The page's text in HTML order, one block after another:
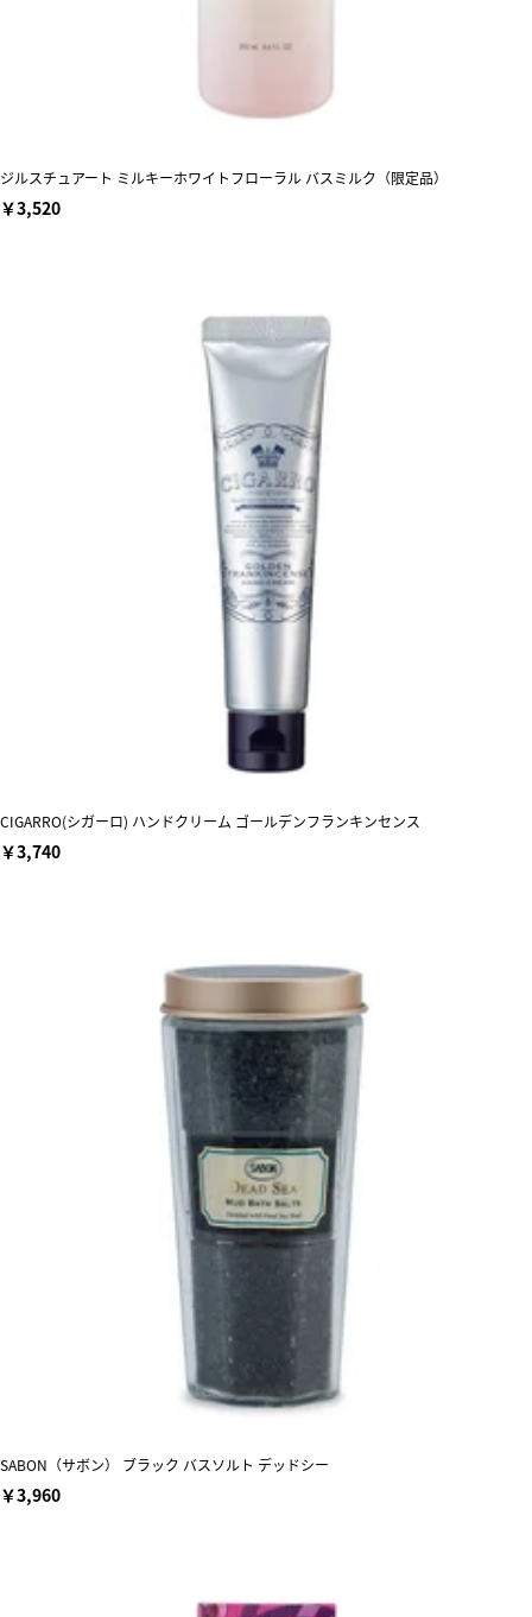
ジルスチュアート ミルキーホワイトフローラル バスミルク（限定品）
￥3,520
CIGARRO(シガーロ) ハンドクリーム ゴールデンフランキンセンス
￥3,740
SABON（サボン） ブラック バスソルト デッドシー
￥3,960